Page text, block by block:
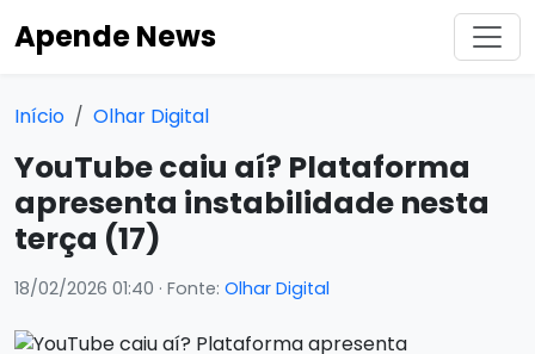
Apende News
Início Olhar Digital
YouTube caiu aí? Plataforma
apresenta instabilidade nesta
terça (17)
18/02/2026 01:40 · Fonte: Olhar Digital